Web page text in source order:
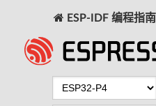
ESP-IDF 编程指南